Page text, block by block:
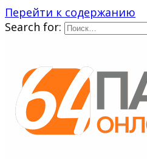
Перейти к содержанию
Search for: